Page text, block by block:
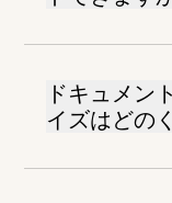
ドキュメン
イズはどの